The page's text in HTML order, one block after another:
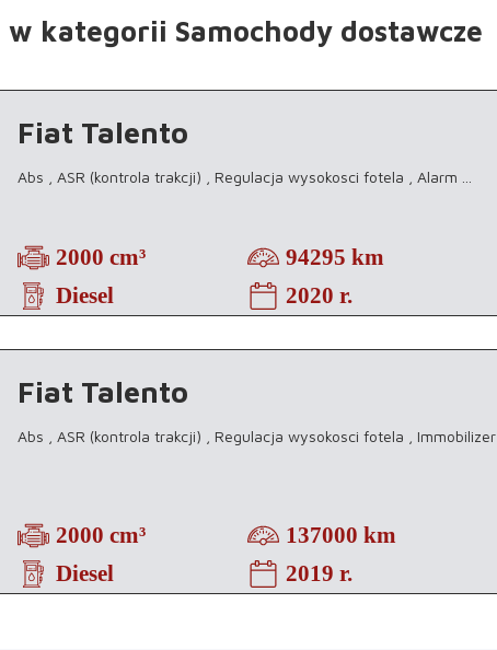
w kategorii Samochody dostawcze
Fiat Talento
Abs , ASR (kontrola trakcji) , Regulacja wysokosci fotela , Alarm
2000 cm³
94295 km
Diesel
2020 r.
Fiat Talento
Abs , ASR (kontrola trakcji) , Regulacja wysokosci fotela , Immobilizer
2000 cm³
137000 km
Diesel
2019 r.